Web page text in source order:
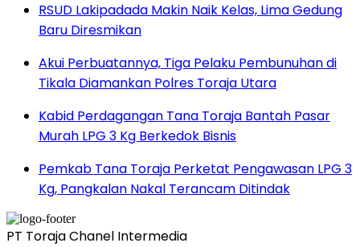
RSUD Lakipadada Makin Naik Kelas, Lima Gedung
Baru Diresmikan
Akui Perbuatannya, Tiga Pelaku Pembunuhan di
Tikala Diamankan Polres Toraja Utara
Kabid Perdagangan Tana Toraja Bantah Pasar
Murah LPG 3 Kg Berkedok Bisnis
Pemkab Tana Toraja Perketat Pengawasan LPG 3
Kg, Pangkalan Nakal Terancam Ditindak
PT Toraja Chanel Intermedia